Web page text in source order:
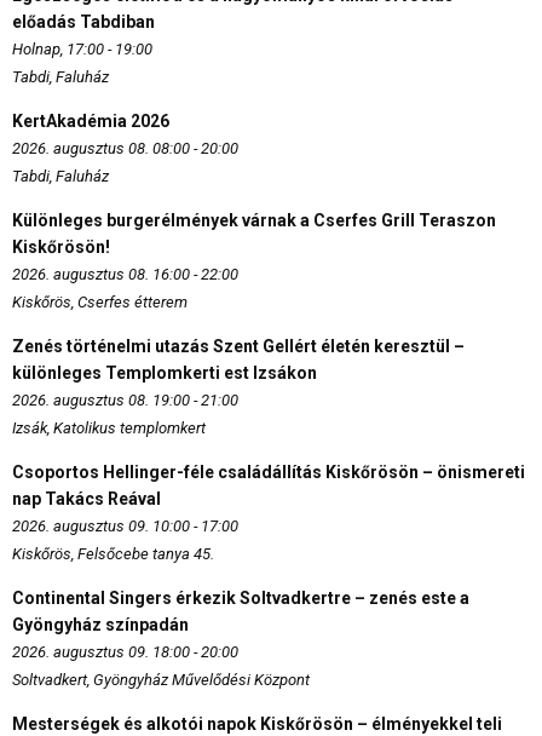
előadás Tabdiban
Holnap, 17:00 - 19:00
Tabdi, Faluház
KertAkadémia 2026
2026. augusztus 08. 08:00 - 20:00
Tabdi, Faluház
Különleges burgerélmények várnak a Cserfes Grill Teraszon
Kiskőrösön!
2026. augusztus 08. 16:00 - 22:00
Kiskőrös, Cserfes étterem
Zenés történelmi utazás Szent Gellért életén keresztül –
különleges Templomkerti est Izsákon
2026. augusztus 08. 19:00 - 21:00
Izsák, Katolikus templomkert
Csoportos Hellinger-féle családállítás Kiskőrösön – önismereti
nap Takács Reával
2026. augusztus 09. 10:00 - 17:00
Kiskőrös, Felsőcebe tanya 45.
Continental Singers érkezik Soltvadkertre – zenés este a
Gyöngyház színpadán
2026. augusztus 09. 18:00 - 20:00
Soltvadkert, Gyöngyház Művelődési Központ
Mesterségek és alkotói napok Kiskőrösön – élményekkel teli